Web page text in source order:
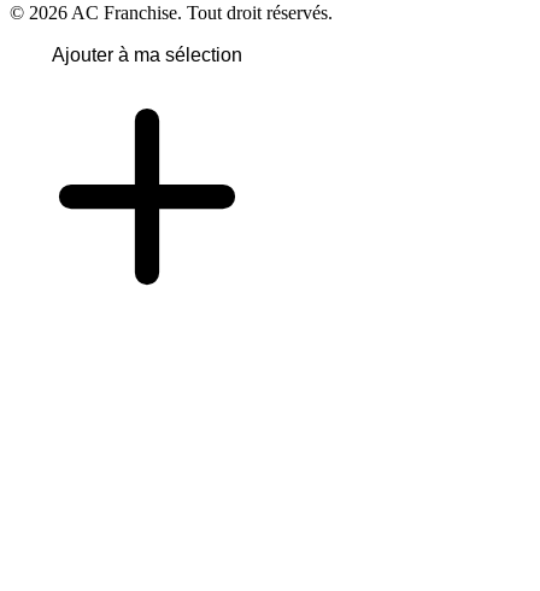
© 2026 AC Franchise. Tout droit réservés.
Ajouter à ma sélection